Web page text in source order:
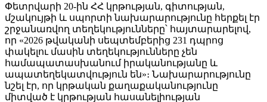
Փետրվարի 20-ին ՀՀ կրթության, գիտության,
մշակույթի և սպորտի նախարարությունը հերքել էր
շրջանառվող տեղեկությունները՝ հայտարարելով,
որ «2026 թվականի սեպտեմբերից 231 դպրոց
փակելու մասին տեղեկությունները չեն
համապատասխանում իրականությանը և
ապատեղեկատվություն են»։ Նախարարությունը
նշել էր, որ կրթական քաղաքականությունը
միտված է կրթության հասանելիության